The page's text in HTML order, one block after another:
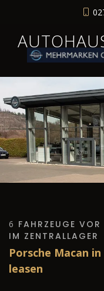
6 FAHRZEUGE
IM ZENTRALLAGER
Porsche Macan
leasen